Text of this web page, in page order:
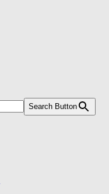
Search Button